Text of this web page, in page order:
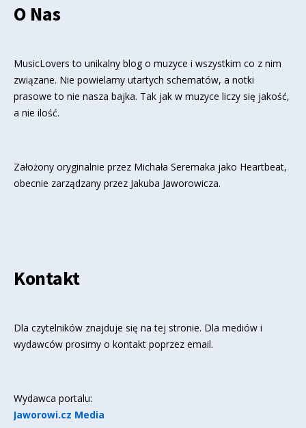
O Nas
MusicLovers to unikalny blog o muzyce i wszystkim co z nim
związane. Nie powielamy utartych schematów, a notki
prasowe to nie nasza bajka. Tak jak w muzyce liczy się jakość,
a nie ilość.
Założony oryginalnie przez Michała Seremaka jako Heartbeat,
obecnie zarządzany przez Jakuba Jaworowicza.
Kontakt
Dla czytelników znajduje się na tej stronie. Dla mediów i
wydawców prosimy o kontakt poprzez email.
Wydawca portalu:
Jaworowi.cz Media